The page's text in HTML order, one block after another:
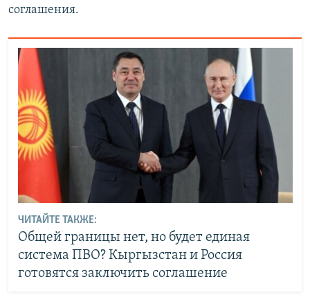
соглашения.
ЧИТАЙТЕ ТАКЖЕ:
Общей границы нет, но будет единая
система ПВО? Кыргызстан и Россия
готовятся заключить соглашение